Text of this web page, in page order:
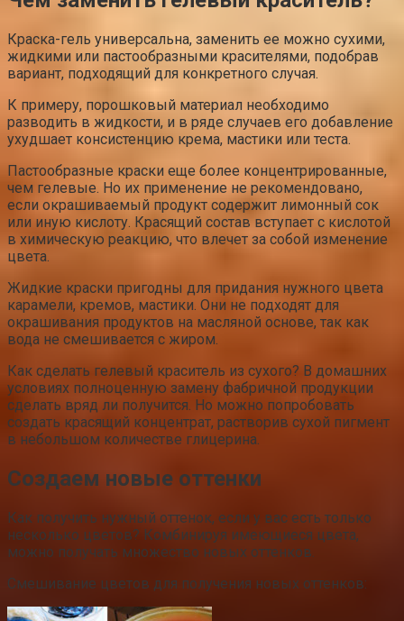
Краска-гель универсальна, заменить ее можно сухими,
жидкими или пастообразными красителями, подобрав
вариант, подходящий для конкретного случая.
К примеру, порошковый материал необходимо
разводить в жидкости, и в ряде случаев его добавление
ухудшает консистенцию крема, мастики или теста.
Пастообразные краски еще более концентрированные,
чем гелевые. Но их применение не рекомендовано,
если окрашиваемый продукт содержит лимонный сок
или иную кислоту. Красящий состав вступает с кислотой
в химическую реакцию, что влечет за собой изменение
цвета.
Жидкие краски пригодны для придания нужного цвета
карамели, кремов, мастики. Они не подходят для
окрашивания продуктов на масляной основе, так как
вода не смешивается с жиром.
Как сделать гелевый краситель из сухого? В домашних
условиях полноценную замену фабричной продукции
сделать вряд ли получится. Но можно попробовать
создать красящий концентрат, растворив сухой пигмент
в небольшом количестве глицерина.
Создаем новые оттенки
Как получить нужный оттенок, если у вас есть только
несколько цветов? Комбинируя имеющиеся цвета,
можно получать множество новых оттенков.
Смешивание цветов для получения новых оттенков: